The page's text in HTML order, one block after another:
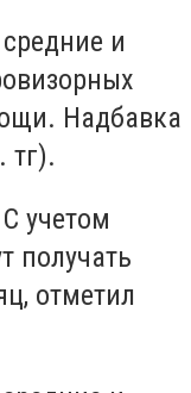
и
Надбавка
тг).
учетом
получать
отметил